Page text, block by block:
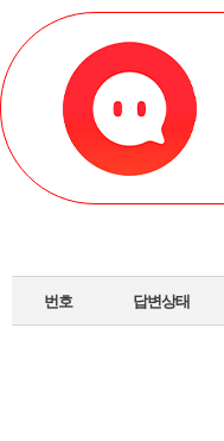
번호 답변상태